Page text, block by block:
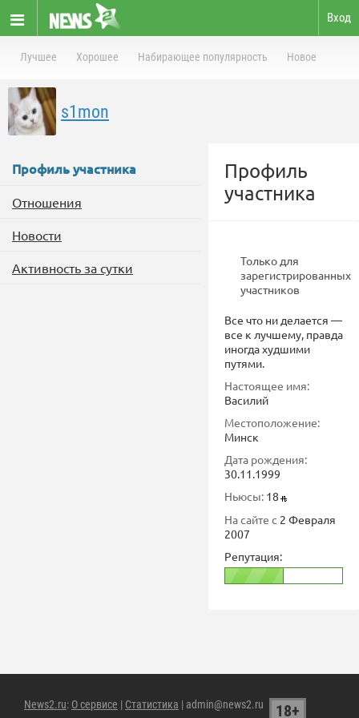
Вход
Лучшее Хорошее Набирающее популярность Новое
s1mon
Профиль участника
Отношения
Новости
Активность за сутки
Профиль
участника
Только для
зарегистрированных
участников
Все что ни делается —
все к лучшему, правда
иногда худшими
путями.
Настоящее имя:
Василий
Местоположение:
Минск
Дата рождения:
30.11.1999
Ньюсы: 18
На сайте с 2 Февраля
2007
Репутация:
News2.ru: О сервисе | Статистика | admin@news2.ru 18+